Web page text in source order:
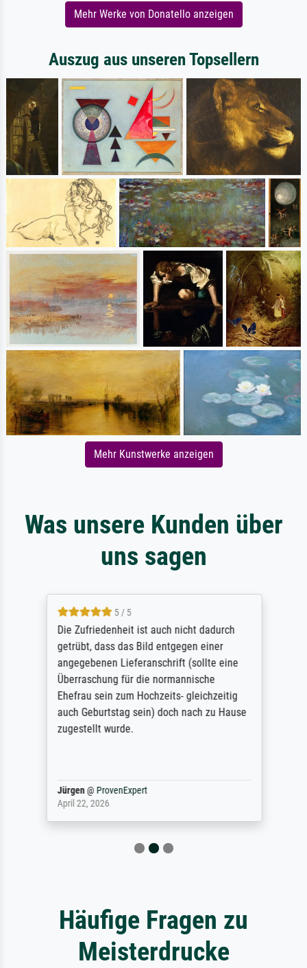
Mehr Werke von Donatello anzeigen
Auszug aus unseren Topsellern
Mehr Kunstwerke anzeigen
Was unsere Kunden über
uns sagen
5 / 5
Die Zufriedenheit ist auch nicht dadurch
getrübt, dass das Bild entgegen einer
angegebenen Lieferanschrift (sollte eine
Überraschung für die normannische
Ehefrau sein zum Hochzeits- gleichzeitig
auch Geburtstag sein) doch nach zu Hause
zugestellt wurde.
Jürgen@ ProvenExpert
April 22, 2026
Häufige Fragen zu
Meisterdrucke